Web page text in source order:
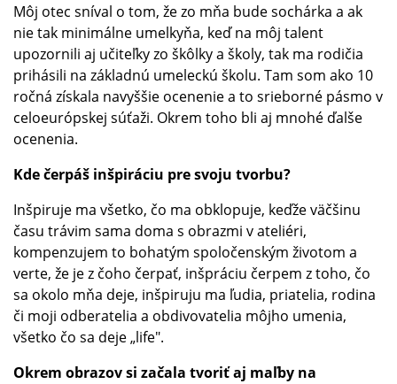
Môj otec sníval o tom, že zo mňa bude sochárka a ak
nie tak minimálne umelkyňa, keď na môj talent
upozornili aj učiteľky zo škôlky a školy, tak ma rodičia
prihásili na základnú umeleckú školu. Tam som ako 10
ročná získala navyššie ocenenie a to srieborné pásmo v
celoeurópskej súťaži. Okrem toho bli aj mnohé ďalše
ocenenia.
Kde čerpáš inšpiráciu pre svoju tvorbu?
Inšpiruje ma všetko, čo ma obklopuje, keďže väčšinu
času trávim sama doma s obrazmi v ateliéri,
kompenzujem to bohatým spoločenským životom a
verte, že je z čoho čerpať, inšpráciu čerpem z toho, čo
sa okolo mňa deje, inšpiruju ma ľudia, priatelia, rodina
či moji odberatelia a obdivovatelia môjho umenia,
všetko čo sa deje „life".
Okrem obrazov si začala tvoriť aj maľby na